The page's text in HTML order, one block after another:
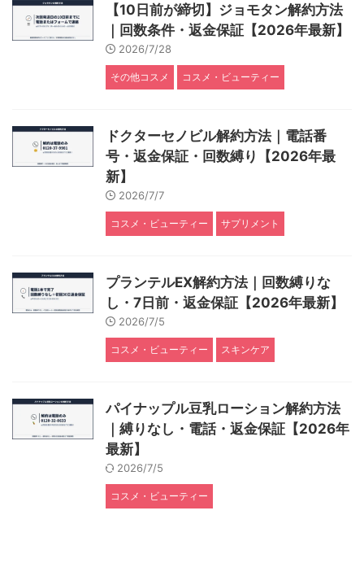
【10日前が締切】ジョモタン解約方法
｜回数条件・返金保証【2026年最新】
2026/7/28
その他コスメ コスメ・ビューティー
ドクターセノビル解約方法｜電話番
号・返金保証・回数縛り【2026年最
新】
2026/7/7
コスメ・ビューティー サプリメント
プランテルEX解約方法｜回数縛りな
し・7日前・返金保証【2026年最新】
2026/7/5
コスメ・ビューティー スキンケア
パイナップル豆乳ローション解約方法
｜縛りなし・電話・返金保証【2026年
最新】
2026/7/5
コスメ・ビューティー